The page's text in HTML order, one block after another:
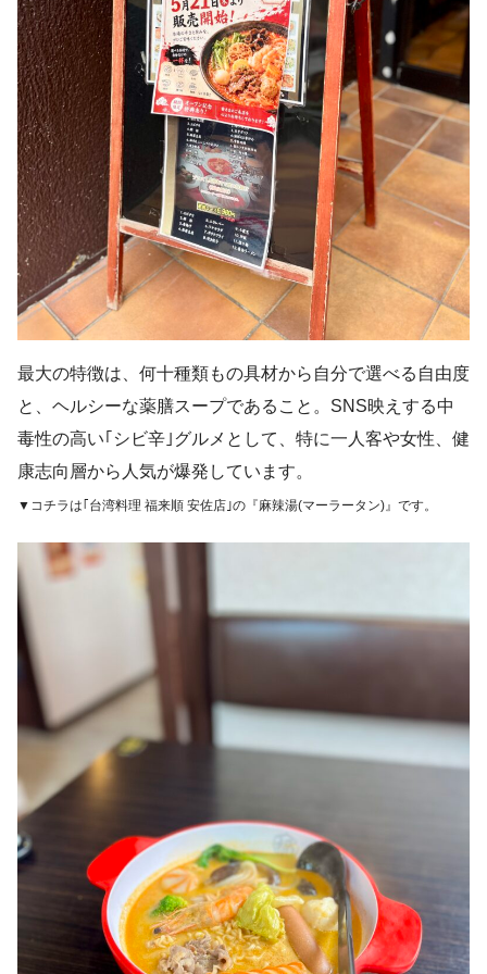
最大の特徴は、何十種類もの具材から自分で選べる自由度
と、ヘルシーな薬膳スープであること。SNS映えする中
毒性の高い｢シビ辛｣グルメとして、特に一人客や女性、健
康志向層から人気が爆発しています。
▼コチラは｢台湾料理 福来順 安佐店｣の『麻辣湯(マーラータン)』です。